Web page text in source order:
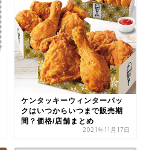
ケンタッキーウィンターパッ
クはいつからいつまで販売期
間？価格/店舗まとめ
2021年11月17日